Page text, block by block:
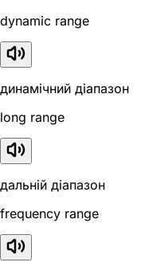
dynamic range
динамічний діапазон
long range
дальній діапазон
frequency range